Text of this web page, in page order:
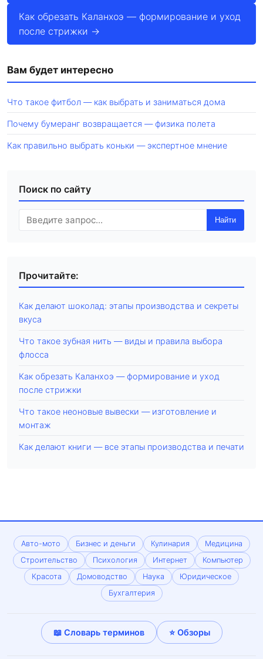
Как обрезать Каланхоэ — формирование и уход
после стрижки →
Вам будет интересно
Что такое фитбол — как выбрать и заниматься дома
Почему бумеранг возвращается — физика полета
Как правильно выбрать коньки — экспертное мнение
Поиск по сайту
Найти
Прочитайте:
Как делают шоколад: этапы производства и секреты
вкуса
Что такое зубная нить — виды и правила выбора
флосса
Как обрезать Каланхоэ — формирование и уход
после стрижки
Что такое неоновые вывески — изготовление и
монтаж
Как делают книги — все этапы производства и печати
Авто-мото Бизнес и деньги Кулинария
Медицина
Строительство
Психология Интернет
Компьютер
Красота
Домоводство Наука
Юридическое
Бухгалтерия
📖 Словарь терминов ⭐ Обзоры